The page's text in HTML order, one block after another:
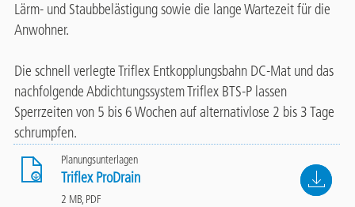
Lärm- und Staubbelästigung sowie die lange Wartezeit für die
Anwohner.
Die schnell verlegte Triflex Entkopplungsbahn DC-Mat und das
nachfolgende Abdichtungssystem Triflex BTS-P lassen
Sperrzeiten von 5 bis 6 Wochen auf alternativlose 2 bis 3 Tage
schrumpfen.
Planungsunterlagen
Triflex ProDrain File
2 MB, PDF